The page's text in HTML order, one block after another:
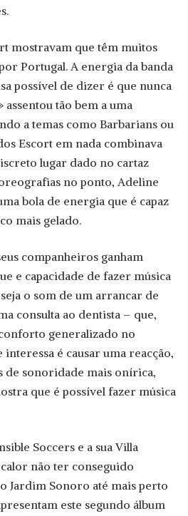
mostravam que têm muitos
Portugal. A energia da banda
possível de dizer é que nunca
tão bem a uma
a temas como Barbarians ou
Escort em nada combinava
lugar dado no cartaz
no ponto, Adeline
bola de energia que é capaz
mais gelado.
companheiros ganham
e capacidade de fazer música
o som de um arrancar de
consulta ao dentista – que,
generalizado no
é causar uma reacção,
de sonoridade mais onírica,
que é possível fazer música
Soccers e a sua Villa
não ter conseguido
Jardim Sonoro até mais perto
este segundo álbum